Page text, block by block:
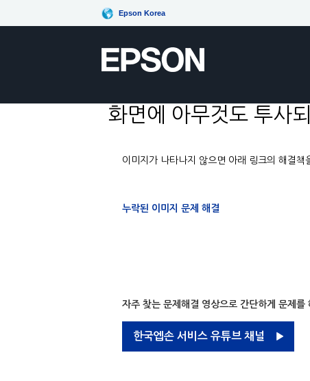
Epson Korea
화면에 아무것도 투사
이미지가 나타나지 않으면 아래 링크의 해결책
누락된 이미지 문제 해결
자주 찾는 문제해결 영상으로 간단하게 문제를
한국엡손 서비스 유튜브 채널